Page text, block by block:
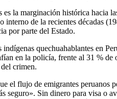
la marginación histórica hacia
interno de la recientes décadas
por parte del Estado.
quechuahablantes en
en la policía, frente al 31 %
crimen.
el flujo de emigrantes
seguro». Sin dinero para visa o